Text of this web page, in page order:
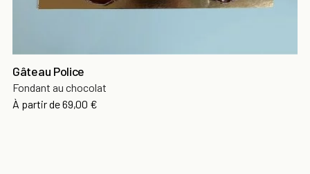
Gâteau Police
Fondant au chocolat
À partir de69,00 €